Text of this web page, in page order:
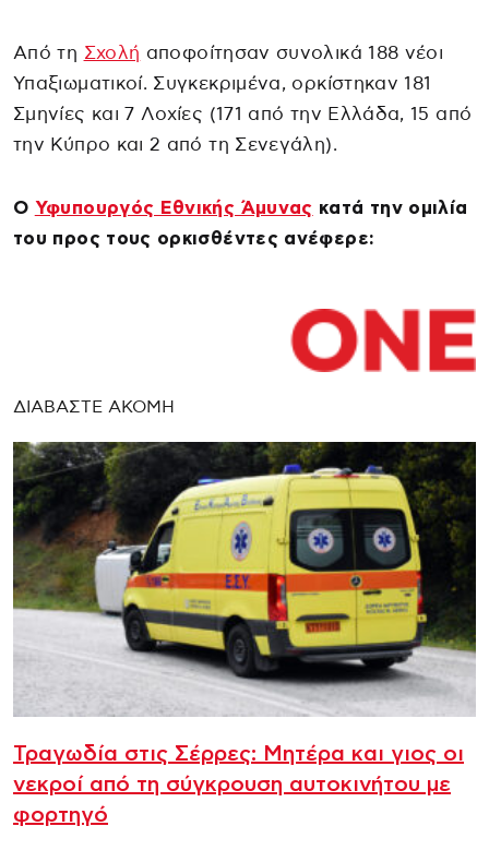
Από τη Σχολή αποφοίτησαν συνολικά 188 νέοι
Υπαξιωματικοί. Συγκεκριμένα, ορκίστηκαν 181
Σμηνίες και 7 Λοχίες (171 από την Ελλάδα, 15 από
την Κύπρο και 2 από τη Σενεγάλη).
Ο Υφυπουργός Εθνικής Άμυνας κατά την ομιλία
του προς τους ορκισθέντες ανέφερε:
ΔΙΑΒΑΣΤΕ ΑΚΟΜΗ
Τραγωδία στις Σέρρες: Μητέρα και γιος οι
νεκροί από τη σύγκρουση αυτοκινήτου με
φορτηγό